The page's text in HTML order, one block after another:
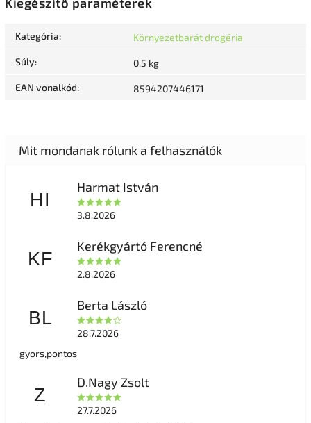
Kategória: Környezetbarát drogéria
Súly: 0.5 kg
EAN vonalkód: 8594207446171
HI
Harmat István
3.8.2026
KF
Kerékgyártó Ferencné
2.8.2026
BL
Berta László
28.7.2026
gyors,pontos
Z
D.Nagy Zsolt
27.7.2026